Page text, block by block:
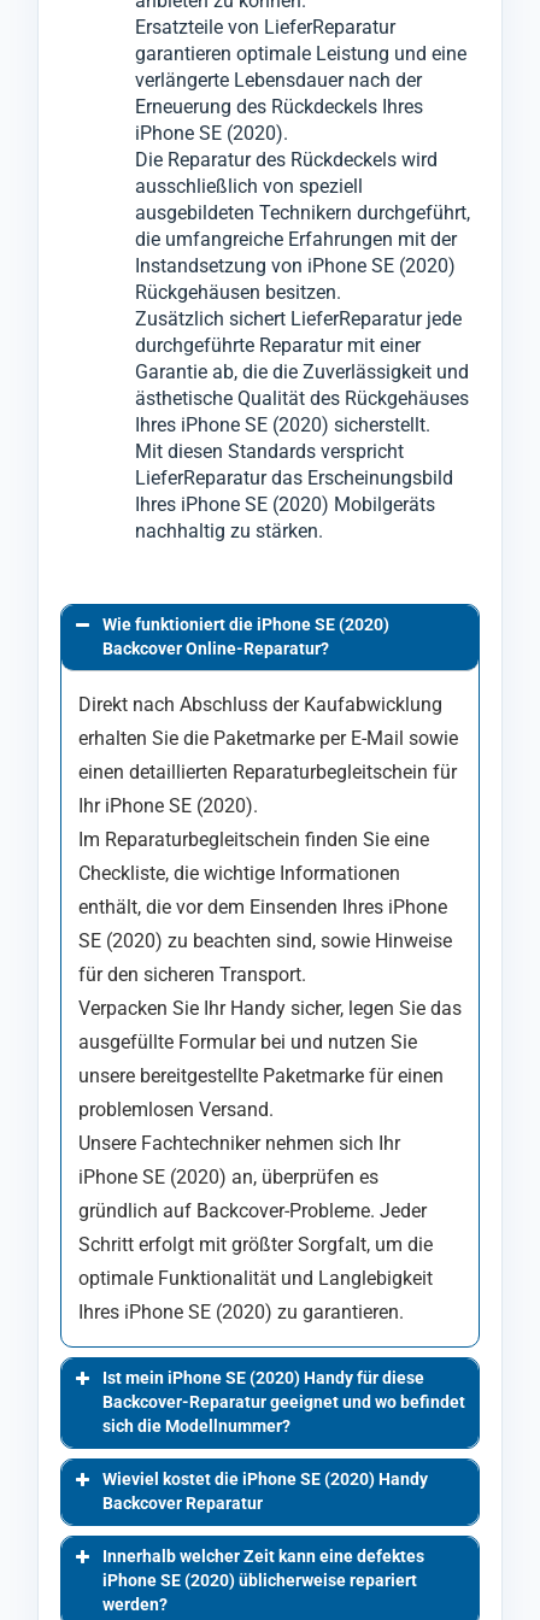
Zustimmung notwendige Reparaturen an
anderen Komponenten vornehmen.
Ersatzteile von LieferReparatur
garantieren optimale Leistung und eine
verlängerte Lebensdauer nach der
Erneuerung des Rückdeckels Ihres
iPhone SE (2020).
Die Reparatur des Rückdeckels wird
ausschließlich von speziell
ausgebildeten Technikern durchgeführt,
die umfangreiche Erfahrungen mit der
Instandsetzung von iPhone SE (2020)
Rückgehäusen besitzen.
Zusätzlich sichert LieferReparatur jede
durchgeführte Reparatur mit einer
Garantie ab, die die Zuverlässigkeit und
ästhetische Qualität des Rückgehäuses
Ihres iPhone SE (2020) sicherstellt.
Mit diesen Standards verspricht
LieferReparatur das Erscheinungsbild
Ihres iPhone SE (2020) Mobilgeräts
nachhaltig zu stärken.
Wie funktioniert die iPhone SE (2020)
Backcover Online-Reparatur?
Direkt nach Abschluss der Kaufabwicklung
erhalten Sie die Paketmarke per E-Mail sowie
einen detaillierten Reparaturbegleitschein für
Ihr iPhone SE (2020).
Im Reparaturbegleitschein finden Sie eine
Checkliste, die wichtige Informationen
enthält, die vor dem Einsenden Ihres iPhone
SE (2020) zu beachten sind, sowie Hinweise
für den sicheren Transport.
Verpacken Sie Ihr Handy sicher, legen Sie das
ausgefüllte Formular bei und nutzen Sie
unsere bereitgestellte Paketmarke für einen
problemlosen Versand.
Unsere Fachtechniker nehmen sich Ihr
iPhone SE (2020) an, überprüfen es
gründlich auf Backcover-Probleme. Jeder
Schritt erfolgt mit größter Sorgfalt, um die
optimale Funktionalität und Langlebigkeit
Ihres iPhone SE (2020) zu garantieren.
Ist mein iPhone SE (2020) Handy für diese
Backcover-Reparatur geeignet und wo befindet
sich die Modellnummer?
Wieviel kostet die iPhone SE (2020) Handy
Backcover Reparatur
Innerhalb welcher Zeit kann eine defektes
iPhone SE (2020) üblicherweise repariert
werden?